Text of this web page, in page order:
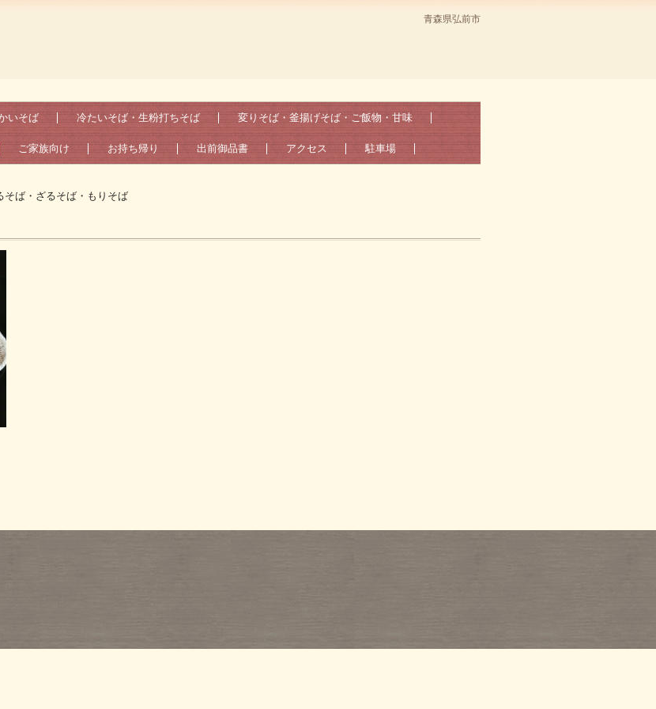
青森県弘前市
いそば 冷たいそば・生粉打ちそば 変りそば・釜揚げそば・ご飯物・甘味
ご家族向け お持ち帰り 出前御品書 アクセス 駐車場
そば・ざるそば・もりそば